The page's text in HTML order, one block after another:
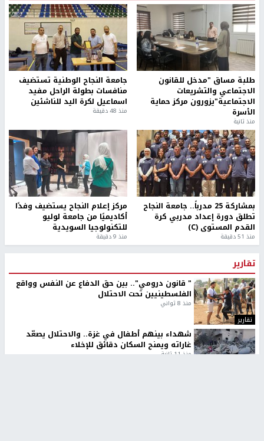
طلبة مساق "مدخل للقانون
الاجتماعي والتشريعات
الاجتماعية"يزورون مركز حماية
الأسرة
منذ ثانية
جامعة النجاح الوطنية تستضيف
منافسات بطولة الراحل مفيد
اسماعيل لكرة اليد للناشئين
منذ 48 دقيقة
بمشاركة 25 مدرباً.. جامعة النجاح
تطلق دورة إعداد مدربي كرة
القدم المستوى (C)
منذ 51 دقيقة
مركز إعلام النجاح يستضيف وفدًا
أكاديميًا من جامعة لوليو
للتكنولوجيا السويدية
منذ 9 دقيقة
تقارير
تقارير
" قانون درومي".. بين حق الدفاع عن النفس وواقع
الفلسطينيين تحت الاحتلال
منذ 8 ثواني
شهداء بينهم أطفال في غزة.. والاحتلال يصعّد
غاراته ويمنح السكان دقائق للإخلاء
منذ 11 ثانية